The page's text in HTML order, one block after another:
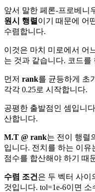
앞서 말한 페론-프로베니
원시 행렬 이기 때문에 어
수렴합니다.
이것은 마치 미로에서 어
는 것과 같습니다. 코드를
먼저 rank를 균등하게 초
각각 0.25로 시작합니다.
공평한 출발점인 셈입니
산합니다.
M.T @ rank는 전이 행렬
입니다. 전치를 하는 이
점수를 합산해야 하기 때
수렴 조건 은 두 벡터 사이
것입니다. tol=1e-6이면